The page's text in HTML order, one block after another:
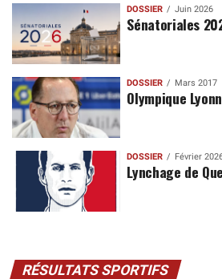
DOSSIER Juin 2026
Sénatoriales
DOSSIER Mars 2017
Olympique
DOSSIER Février
Lynchage de
RÉSULTATS SPORTIFS